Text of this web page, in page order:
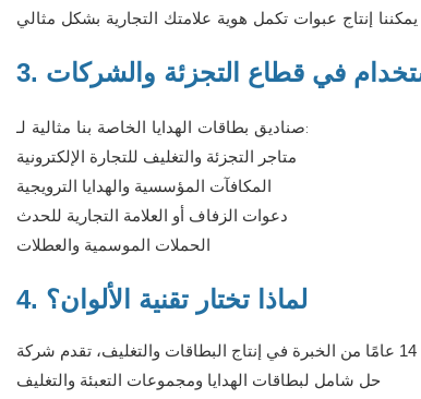
في قطاع التجزئة والشركات
صناديق بطاقات الهدايا الخاصة بنا مثالية لـ:
متاجر التجزئة والتغليف للتجارة الإلكترونية
المكافآت المؤسسية والهدايا الترويجية
دعوات الزفاف أو العلامة التجارية للحدث
الحملات الموسمية والعطلات
4. لماذا تختار تقنية الألوان؟
حل شامل لبطاقات الهدايا ومجموعات التعبئة والتغليف